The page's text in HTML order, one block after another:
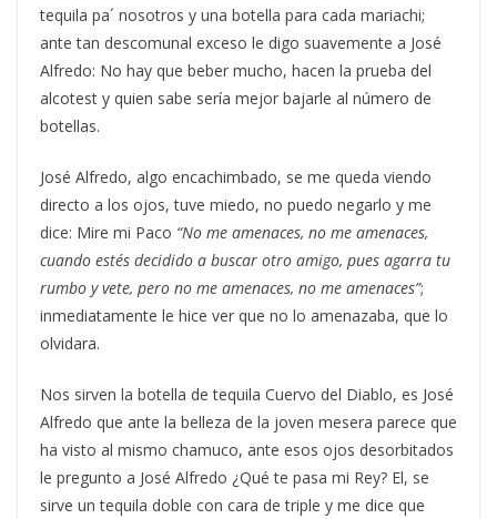
tequila pa´ nosotros y una botella para cada mariachi;
ante tan descomunal exceso le digo suavemente a José
Alfredo: No hay que beber mucho, hacen la prueba del
alcotest y quien sabe sería mejor bajarle al número de
botellas.
José Alfredo, algo encachimbado, se me queda viendo
directo a los ojos, tuve miedo, no puedo negarlo y me
dice: Mire mi Paco “No me amenaces, no me amenaces,
cuando estés decidido a buscar otro amigo, pues agarra tu
rumbo y vete, pero no me amenaces, no me amenaces”;
inmediatamente le hice ver que no lo amenazaba, que lo
olvidara.
Nos sirven la botella de tequila Cuervo del Diablo, es José
Alfredo que ante la belleza de la joven mesera parece que
ha visto al mismo chamuco, ante esos ojos desorbitados
le pregunto a José Alfredo ¿Qué te pasa mi Rey? El, se
sirve un tequila doble con cara de triple y me dice que